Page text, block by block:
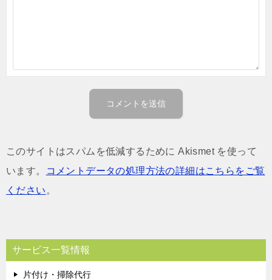
このサイトはスパムを低減するために Akismet を使って
います。
コメントデータの処理方法の詳細はこちらをご覧
ください 。
サービス一覧情報
片付け・掃除代行